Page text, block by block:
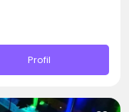
Profil